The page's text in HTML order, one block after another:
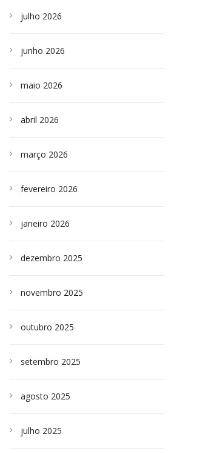
julho 2026
junho 2026
maio 2026
abril 2026
março 2026
fevereiro 2026
janeiro 2026
dezembro 2025
novembro 2025
outubro 2025
setembro 2025
agosto 2025
julho 2025